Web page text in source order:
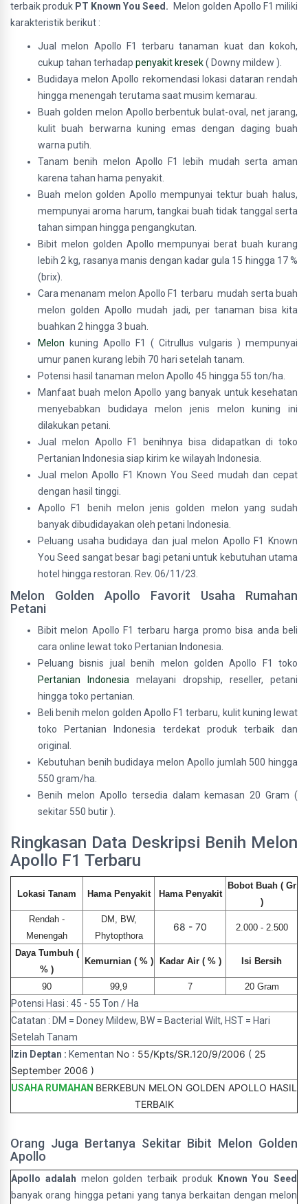
terbaikproduk PT Known You Seed. Melon golden Apollo F1 miliki
karakteristik berikut :
Jual melon Apollo F1 terbaru tanaman kuat dan kokoh,
cukup tahan terhadap penyakit kresek( Downy mildew ).
Budidaya melon Apollo rekomendasi lokasi dataran rendah
hingga menengah terutama saat musim kemarau.
Buah golden melon Apollo berbentuk bulat-oval, net jarang,
kulit buah berwarna kuning emas dengan daging buah
warna putih.
Tanam benih melon Apollo F1 lebih mudah serta aman
karena tahan hama penyakit.
Buah melon golden Apollo mempunyai tektur buah halus,
mempunyai aroma harum, tangkai buah tidak tanggal serta
tahan simpan hingga pengangkutan.
Bibit melon golden Apollo mempunyai berat buah kurang
lebih 2 kg, rasanya manis dengan kadar gula 15 hingga 17 %
(brix).
Cara menanam melon Apollo F1 terbaru mudah serta buah
melon golden Apollo mudah jadi, per tanaman bisa kita
buahkan 2 hingga 3 buah.
Melon kuning Apollo F1 ( Citrullus vulgaris ) mempunyai
umur panen kurang lebih 70 hari setelah tanam.
Potensi hasil tanaman melon Apollo 45 hingga 55 ton/ha.
Manfaat buah melon Apollo yang banyak untuk kesehatan
menyebabkan budidaya melon jenis melon kuning ini
dilakukan petani.
Jual melon Apollo F1 benihnya bisa didapatkan di toko
Pertanian Indonesia siap kirim ke wilayah Indonesia.
Jual melon Apollo F1 Known You Seed mudah dan cepat
dengan hasil tinggi.
Apollo F1 benih melon jenis golden melon yang sudah
banyak dibudidayakan oleh petani Indonesia.
Peluang usaha budidaya dan jual melon Apollo F1 Known
You Seed sangat besar bagi petani untuk kebutuhan utama
hotel hingga restoran. Rev. 06/11/23.
Melon Golden Apollo Favorit Usaha Rumahan
Petani
Bibit melon Apollo F1 terbaru harga promo bisa anda beli
cara online lewat toko Pertanian Indonesia.
Peluang bisnis jual benih melon golden Apollo F1 toko
Pertanian Indonesia melayani dropship, reseller, petani
hingga toko pertanian.
Beli benih melon golden Apollo F1 terbaru, kulit kuning lewat
toko Pertanian Indonesia terdekat produk terbaik dan
original.
Kebutuhan benih budidaya melon Apollo jumlah 500 hingga
550 gram/ha.
Benih melon Apollo tersedia dalam kemasan 20 Gram (
sekitar 550 butir ).
Ringkasan Data Deskripsi Benih Melon
Apollo F1 Terbaru
Lokasi Tanam Hama Penyakit Hama Penyakit
Bobot Buah ( Gr
)
Rendah -
Menengah
DM, BW,
Phytopthora
68 - 70 2.000 - 2.500
Daya Tumbuh (
% )
Kemurnian ( % ) Kadar Air ( % ) Isi Bersih
90 99,9 7 20 Gram
Potensi Hasi : 45 - 55 Ton / Ha
Catatan : DM = Doney Mildew, BW = Bacterial Wilt, HST = Hari
Setelah Tanam
Izin Deptan : Kementan No : 55/Kpts/SR.120/9/2006 ( 25
September 2006 )
USAHA RUMAHAN BERKEBUN MELON GOLDEN APOLLO HASIL
TERBAIK
Orang Juga Bertanya Sekitar Bibit Melon Golden
Apollo
Apollo adalah melon golden terbaik produk
Known You Seed
banyak orang hingga petani yang tanya berkaitan dengan melon